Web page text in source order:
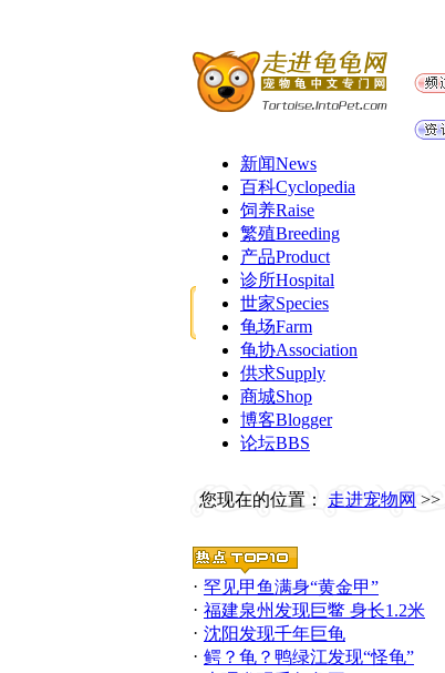
新闻News
百科Cyclopedia
饲养Raise
繁殖Breeding
产品Product
诊所Hospital
世家Species
龟场Farm
龟协Association
供求Supply
商城Shop
博客Blogger
论坛BBS
您现在的位置： 走进宠物网 >>
· 罕见甲鱼满身“黄金甲”
· 福建泉州发现巨鳖 身长1.2米
· 沈阳发现千年巨龟
· 鳄？龟？鸭绿江发现“怪龟”